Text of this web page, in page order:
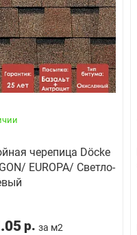
черепица Döcke
EUROPA/ Светло-
р. за м2